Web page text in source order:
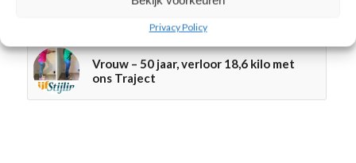
Privacy Policy
Vrouw – 50 jaar, verloor 18,6 kilo met
ons Traject